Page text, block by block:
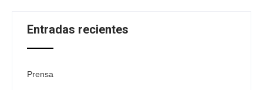
Entradas recientes
Prensa